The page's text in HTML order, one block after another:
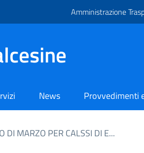
Amministrazione
News Provvedimenti
DI MARZO PER CALSSI DI E...